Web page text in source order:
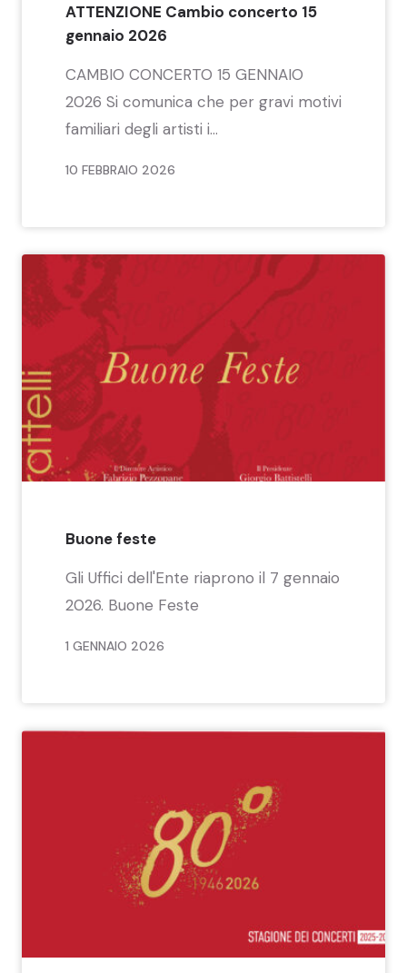
ATTENZIONE Cambio concerto 15
gennaio 2026
CAMBIO CONCERTO 15 GENNAIO
2026 Si comunica che per gravi motivi
familiari degli artisti i...
10 FEBBRAIO 2026
Buone feste
Gli Uffici dell'Ente riaprono il 7 gennaio
2026. Buone Feste
1 GENNAIO 2026